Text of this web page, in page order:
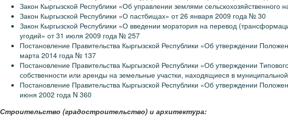
Закон Кыргызской Республики «Об управлении землями сельскохозяйственного
Закон Кыргызской Республики «О пастбищах» от 26 января 2009 года № 30
Закон Кыргызской Республики «О введении моратория на перевод
угодий» от 31 июля 2009 года № 257
Постановление Правительства Кыргызской Республики «Об утверждении
марта 2014 года № 137
Постановление Правительства Кыргызской Республики «Об утверждении
собственности или аренды на земельные участки, находящиеся в
Постановление Правительства Кыргызской Республики «Об утверждении
июня 2002 года N 360
Строительство (градостроительство) и архитектура: